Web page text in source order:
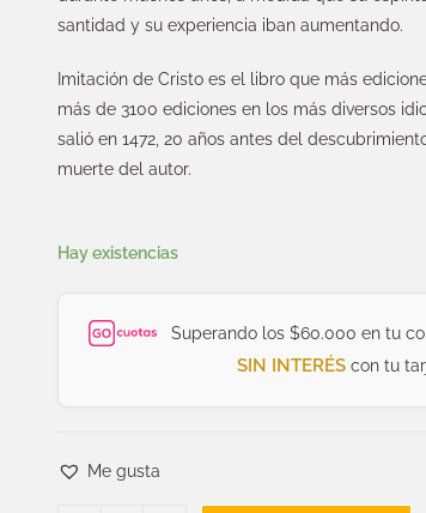
santidad y su experiencia iban aumentando.
Imitación de Cristo es el libro que más
más de 3100 ediciones en los más diversos
salió en 1472, 20 años antes del
muerte del autor.
Hay existencias
Superando los $60.000 en tu
SIN INTERÉScon tu
Me gusta